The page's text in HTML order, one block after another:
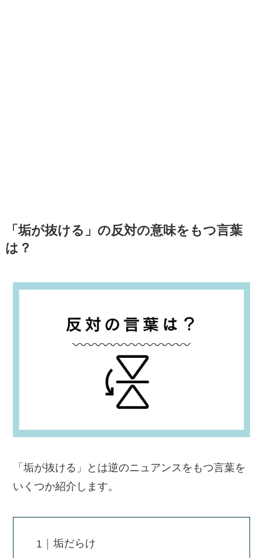
「垢が抜ける」の反対の意味をもつ言葉
は？
「垢が抜ける」とは逆のニュアンスをもつ言葉を
いくつか紹介します。
垢だらけ